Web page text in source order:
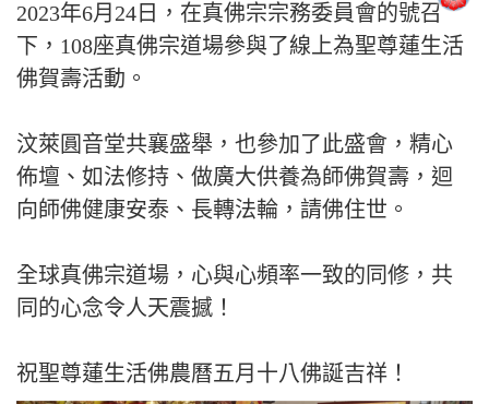
2023年6月24日，在真佛宗宗務委員會的號召
下，108座真佛宗道場參與了線上為聖尊蓮生活
佛賀壽活動。
汶萊圓音堂共襄盛舉，也參加了此盛會，精心
佈壇、如法修持、做廣大供養為師佛賀壽，迴
向師佛健康安泰、長轉法輪，請佛住世。
全球真佛宗道場，心與心頻率一致的同修，共
同的心念令人天震撼！
祝聖尊蓮生活佛農曆五月十八佛誕吉祥！